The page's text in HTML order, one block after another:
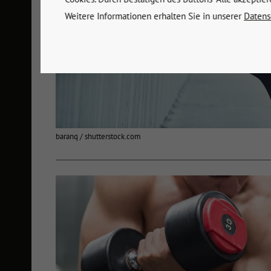
baranq / shutterstock.com
Weitere Informationen erhalten Sie in unserer